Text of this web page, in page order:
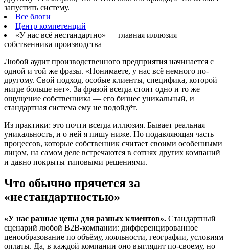
запустить систему.
Все блоги
Центр компетенций
«У нас всё нестандартно» — главная иллюзия
собственника производства
Любой аудит производственного предприятия начинается с
одной и той же фразы. «Понимаете, у нас всё немного по-
другому. Свой подход, особые клиенты, специфика, которой
нигде больше нет». За фразой всегда стоит одно и то же
ощущение собственника — его бизнес уникальный, и
стандартная система ему не подойдёт.
Из практики: это почти всегда иллюзия. Бывает реальная
уникальность, и о ней я пишу ниже. Но подавляющая часть
процессов, которые собственник считает своими особенными
лицом, на самом деле встречаются в сотнях других компаний
и давно покрыты типовыми решениями.
Что обычно прячется за
«нестандартностью»
«У нас разные цены для разных клиентов». Стандартный
сценарий любой B2B-компании: дифференцированное
ценообразование по объёму, лояльности, географии, условиям
оплаты. Да, в каждой компании оно выглядит по-своему, но